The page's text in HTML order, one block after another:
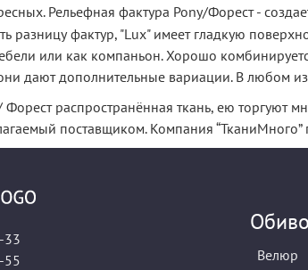
Рельефная фактура Pony/Форест -
разницу фактур, "Lux" имеет гладкую
или как компаньон. Хорошо
дают дополнительные вариации. В любом из
распространённая ткань, ею торгуют
поставщиком. Компания
33
55
Велюр